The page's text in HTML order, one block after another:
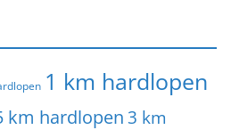
1 km hardlopen
km hardlopen 3 km